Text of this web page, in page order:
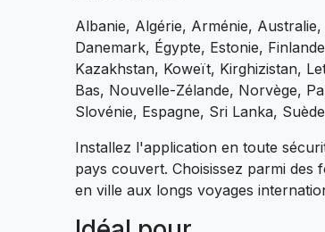
Albanie, Algérie, Arménie,
Danemark, Égypte, Estonie,
Kazakhstan, Koweït, Kirghizistan,
Bas, Nouvelle-Zélande, Norvège,
Slovénie, Espagne, Sri Lanka,
Installez l'application en toute
pays couvert. Choisissez parmi des
en ville aux longs voyages